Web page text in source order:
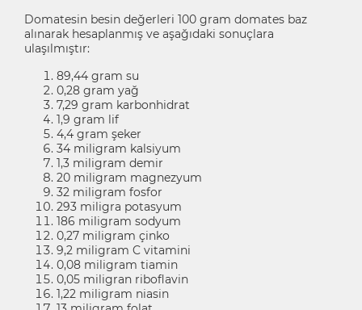
Domatesin besin değerleri 100 gram domates baz
alınarak hesaplanmış ve aşağıdaki sonuçlara
ulaşılmıştır:
89,44 gram su
0,28 gram yağ
7,29 gram karbonhidrat
1,9 gram lif
4,4 gram şeker
34 miligram kalsiyum
1,3 miligram demir
20 miligram magnezyum
32 miligram fosfor
293 miligra potasyum
186 miligram sodyum
0,27 miligram çinko
9,2 miligram C vitamini
0,08 miligram tiamin
0,05 miligran riboflavin
1,22 miligram niasin